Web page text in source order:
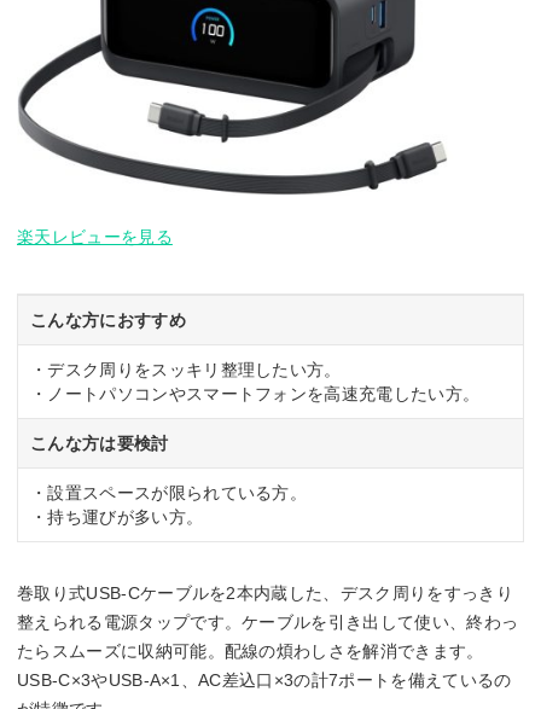
楽天レビューを見る
こんな方におすすめ
・デスク周りをスッキリ整理したい方。
・ノートパソコンやスマートフォンを高速充電したい方。
こんな方は要検討
・設置スペースが限られている方。
・持ち運びが多い方。
巻取り式USB-Cケーブルを2本内蔵した、デスク周りをすっきり
整えられる電源タップです。ケーブルを引き出して使い、終わっ
たらスムーズに収納可能。配線の煩わしさを解消できます。
USB-C×3やUSB-A×1、AC差込口×3の計7ポートを備えているの